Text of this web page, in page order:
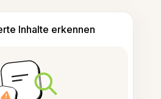
Inhalte erkennen